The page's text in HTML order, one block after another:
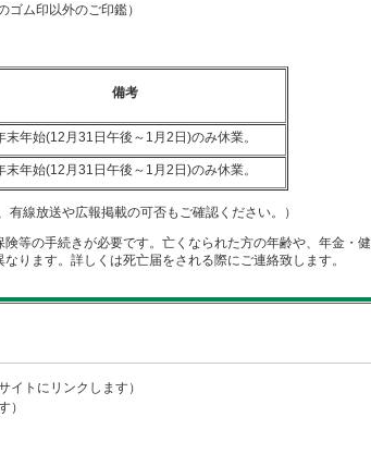
ム印以外のご印鑑）
備考
末年始(12月31日午後～1月2日)のみ休業。
末年始(12月31日午後～1月2日)のみ休業。
線放送や広報掲載の可否もご確認ください。）
等の手続きが必要です。亡くなられた方の年齢や、年金・健
ります。詳しくは死亡届をされる際にご連絡致します。
イトにリンクします）
）